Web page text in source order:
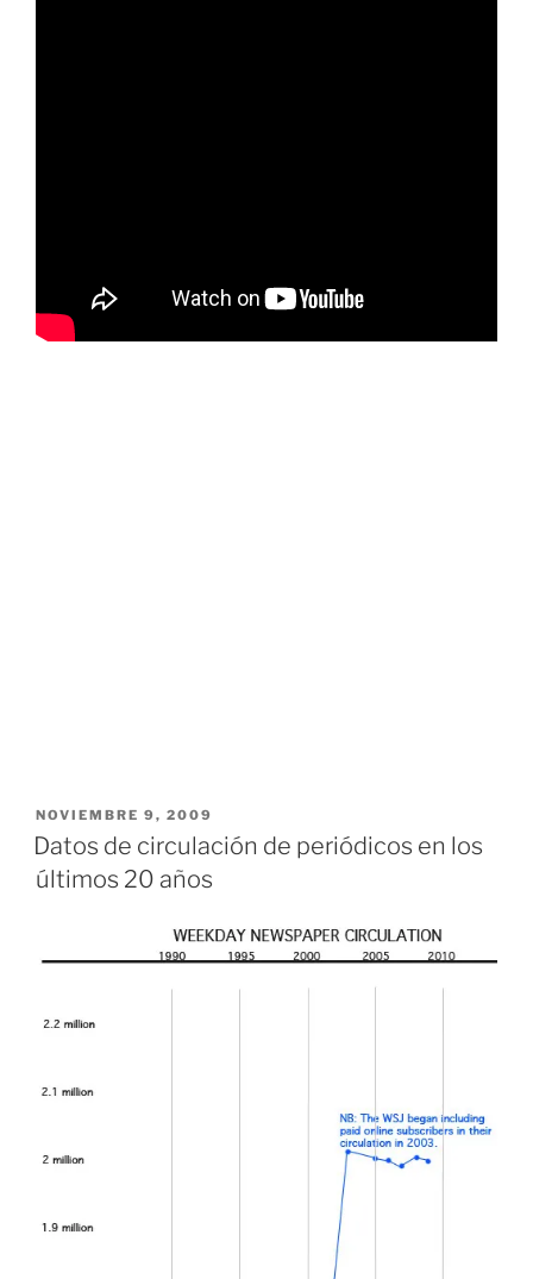
PUBLICADO
EL
NOVIEMBRE 9, 2009
Datos de circulación de periódicos en los
últimos 20 años